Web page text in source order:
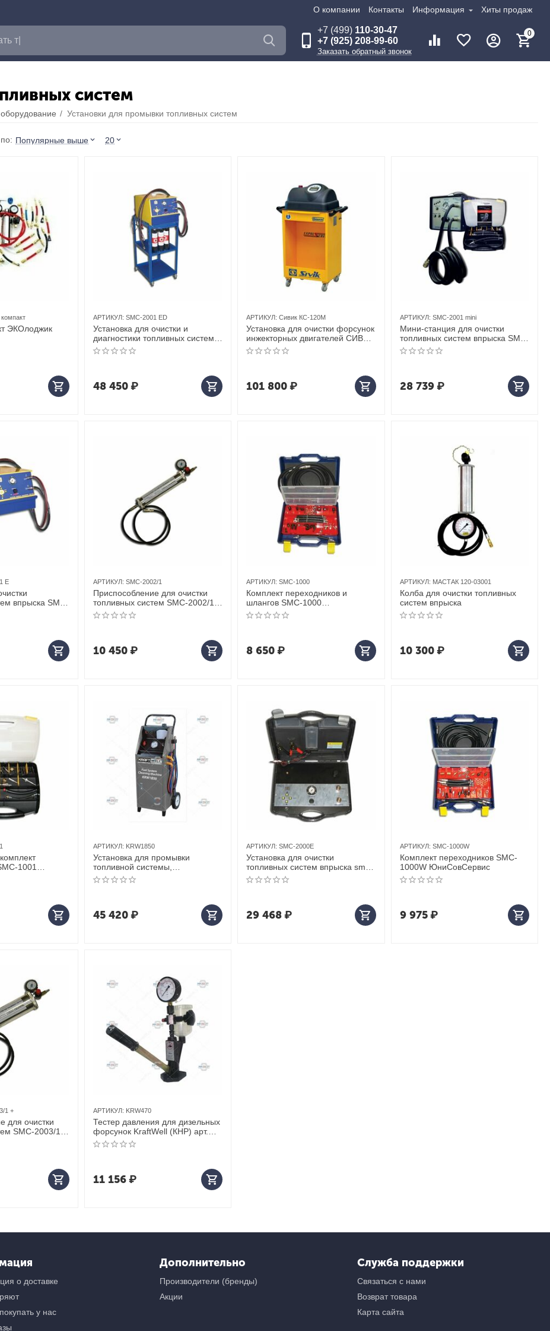
О компании Контакты Информация Хиты продаж
+7 (499)110-30-47
+7 (925) 208-99-60
Заказать обратный звонок
0
систем
/ Установки для промывки топливных систем
Популярные выше 20
ЭКОлоджик
АРТИКУЛ: SMC-2001 ED
Установка для очистки и
диагностики топливных систем
впрыска SMC-2001 ED
ЮниСовСервис
48 450 ₽
АРТИКУЛ: Сивик КС-120M
Установка для очистки форсунок
инжекторных двигателей СИВИК
кс-120М
101 800₽
АРТИКУЛ: SMC-2001 mini
Мини-станция для очистки
топливных систем впрыска SMC-
2001 mini ЮниСовСервис
28 739 ₽
E
впрыска SMC-
АРТИКУЛ: SMC-2002/1
Приспособление для очистки
топливных систем SMC-2002/1
ЮниСовСервис
10 450 ₽
АРТИКУЛ: SMC-1000
Комплект переходников и
шлангов SMC-1000
ЮниСовСервис
8 650₽
АРТИКУЛ: МАСТАК 120-03001
Колба для очистки топливных
систем впрыска
10 300 ₽
1001
АРТИКУЛ: KRW1850
Установка для промывки
топливной системы,
электрическая KraftWell (КНР)
арт. KRW1850
45 420 ₽
АРТИКУЛ: SMC-2000Е
Установка для очистки
топливных систем впрыска smc-
2000е ЮниСовСервис
29 468₽
АРТИКУЛ: SMC-1000W
Комплект переходников SMC-
1000W ЮниСовСервис
9 975 ₽
1 +
для очистки
SMC-2003/1 +
АРТИКУЛ: KRW470
Тестер давления для дизельных
форсунок KraftWell (КНР) арт.
KRW470
11 156 ₽
о доставке
у нас
Дополнительно
Производители (бренды)
Акции
Служба поддержки
Связаться с нами
Возврат товара
Карта сайта